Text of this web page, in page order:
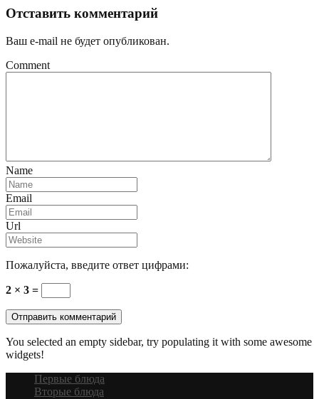
Отставить комментарий
Ваш e-mail не будет опубликован.
Comment
Name
Email
Url
Пожалуйста, введите ответ цифрами:
2 × 3 =
You selected an empty sidebar, try populating it with some awesome
widgets!
Первые блюда
Вторые блюда